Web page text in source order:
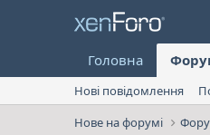
Головна
Нові повідомлення
Нове на форумі